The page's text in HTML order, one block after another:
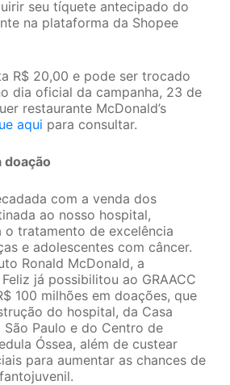
seu tíquete antecipado do
na plataforma da Shopee
R$ 20,00 e pode ser trocado
dia oficial da campanha, 23 de
restaurante McDonald’s
aqui para consultar.
doação
com a venda dos
ao nosso hospital,
tratamento de excelência
e adolescentes com câncer.
Ronald McDonald, a
já possibilitou ao GRAACC
100 milhões em doações, que
do hospital, da Casa
São Paulo e do Centro de
Óssea, além de custear
para aumentar as chances de